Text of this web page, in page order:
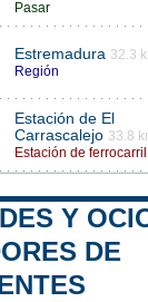
Pasar
Estremadura 32.3
Región
Estación de El
Carrascalejo 33.8
Estación de ferrocarril
Y
DE